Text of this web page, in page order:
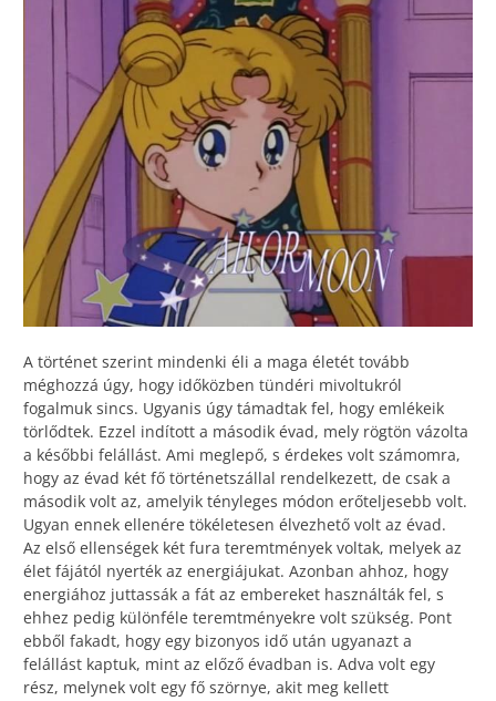
A történet szerint mindenki éli a maga életét tovább
méghozzá úgy, hogy időközben tündéri mivoltukról
fogalmuk sincs. Ugyanis úgy támadtak fel, hogy emlékeik
törlődtek. Ezzel indított a második évad, mely rögtön vázolta
a későbbi felállást. Ami meglepő, s érdekes volt számomra,
hogy az évad két fő történetszállal rendelkezett, de csak a
második volt az, amelyik tényleges módon erőteljesebb volt.
Ugyan ennek ellenére tökéletesen élvezhető volt az évad.
Az első ellenségek két fura teremtmények voltak, melyek az
élet fájától nyerték az energiájukat. Azonban ahhoz, hogy
energiához juttassák a fát az embereket használták fel, s
ehhez pedig különféle teremtményekre volt szükség. Pont
ebből fakadt, hogy egy bizonyos idő után ugyanazt a
felállást kaptuk, mint az előző évadban is. Adva volt egy
rész, melynek volt egy fő szörnye, akit meg kellett